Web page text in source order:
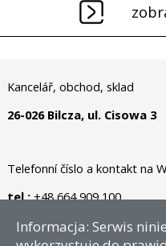
Kancelář, obchod, sklad
26-026 Bilcza, ul. Cisowa 3
Telefonní číslo a kontakt na
tel.:+48 664 909 100
Autorské právo © 2026 -
Informacja: Serwis